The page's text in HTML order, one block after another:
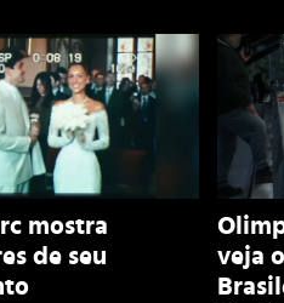
mostra
de seu
veja